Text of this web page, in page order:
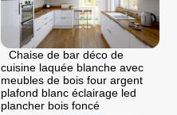
Chaise de bar déco de
cuisine laquée blanche avec
meubles de bois four argent
plafond blanc éclairage led
plancher bois foncé